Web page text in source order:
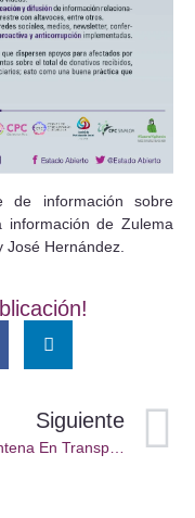
de información sobre
de Zulema
Hernández.
Siguiente
Cuarentena En Transparencia